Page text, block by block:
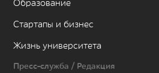
Образование
Стартапы и бизнес
Жизнь университета
Пресс-служба / Редакция